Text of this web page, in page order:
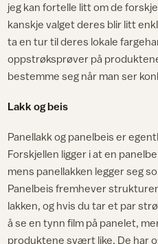
jeg kan fortelle litt om de
kanskje valget deres blir litt
ta en tur til deres lokale
oppstrøksprøver på
bestemme seg når man ser
Lakk og beis
Panellakk og panelbeis er
Forskjellen ligger i at en
mens panellakken legger seg
Panelbeis fremhever
lakken, og hvis du tar et par
å se en tynn film på panelet,
produktene svært like. De har